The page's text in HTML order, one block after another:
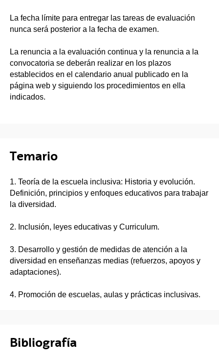
La fecha límite para entregar las tareas de evaluación
nunca será posterior a la fecha de examen.
La renuncia a la evaluación continua y la renuncia a la
convocatoria se deberán realizar en los plazos
establecidos en el calendario anual publicado en la
página web y siguiendo los procedimientos en ella
indicados.
Temario
1. Teoría de la escuela inclusiva: Historia y evolución.
Definición, principios y enfoques educativos para trabajar
la diversidad.
2. Inclusión, leyes educativas y Curriculum.
3. Desarrollo y gestión de medidas de atención a la
diversidad en enseñanzas medias (refuerzos, apoyos y
adaptaciones).
4. Promoción de escuelas, aulas y prácticas inclusivas.
Bibliografía